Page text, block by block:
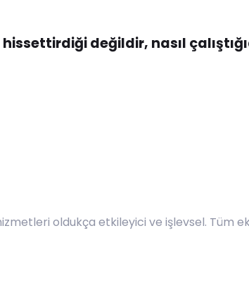
değildir, nasıl
oldukça etkileyici ve işlevsel. Tüm